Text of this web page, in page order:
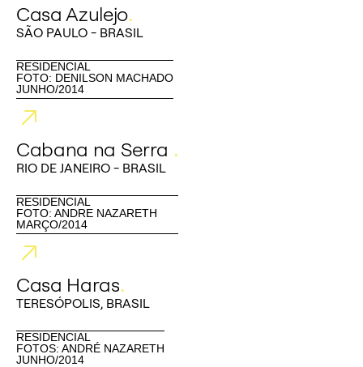
Casa Azulejo.
SÃO PAULO - BRASIL
RESIDENCIAL
FOTO: DENILSON MACHADO
JUNHO/2014
Cabana na Serra .
RIO DE JANEIRO - BRASIL
RESIDENCIAL
FOTO: ANDRE NAZARETH
MARÇO/2014
Casa Haras.
TERESÓPOLIS, BRASIL
RESIDENCIAL
FOTOS: ANDRÉ NAZARETH
JUNHO/2014